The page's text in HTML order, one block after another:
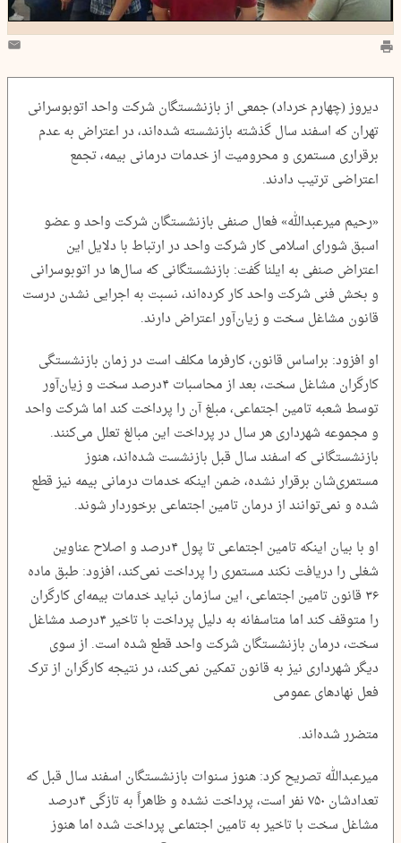
دیروز (چهارم خرداد) جمعی از بازنشستگان شرکت واحد اتوبوسرانی
تهران که اسفند سال گذشته بازنشسته شده‌اند، در اعتراض به عدم
برقراری مستمری و محرومیت از خدمات درمانی بیمه، تجمع
اعتراضی ترتیب دادند.
«رحیم میرعبدالله» فعال صنفی بازنشستگان شرکت واحد و عضو
اسبق شورای اسلامی کار شرکت واحد در ارتباط با دلایل این
اعتراض صنفی به ایلنا گفت: بازنشستگانی که سال‌ها در اتوبوسرانی
و بخش فنی شرکت واحد کار کرده‌اند، نسبت به اجرایی نشدن درست
قانون مشاغل سخت و زیان‌آور اعتراض دارند.
او افزود: براساس قانون، کارفرما مکلف است در زمان بازنشستگی
کارگران مشاغل سخت، بعد از محاسبات ۴درصد سخت و زیان‌آور
توسط شعبه تامین اجتماعی، مبلغ آن را پرداخت کند اما شرکت واحد
و مجموعه شهرداری هر سال در پرداخت این مبالغ تعلل می‌کنند.
بازنشستگانی که اسفند سال قبل بازنشست شده‌اند، هنوز
مستمری‌شان برقرار نشده، ضمن اینکه خدمات درمانی بیمه نیز قطع
شده و نمی‌توانند از درمان تامین اجتماعی برخوردار شوند.
او با بیان اینکه تامین اجتماعی تا پول ۴درصد و اصلاح عناوین
شغلی را دریافت نکند مستمری را پرداخت نمی‌کند، افزود: طبق ماده
۳۶ قانون تامین اجتماعی، این سازمان نباید خدمات بیمه‌ای کارگران
را متوقف کند اما متاسفانه به دلیل پرداخت با تاخیر ۴درصد مشاغل
سخت، درمان بازنشستگان شرکت واحد قطع شده است. از سوی
دیگر شهرداری نیز به قانون تمکین نمی‌کند، در نتیجه کارگران از ترک
فعل نهادهای عمومی
متضرر شده‌اند.
میرعبدالله تصریح کرد: هنوز سنوات بازنشستگان اسفند سال قبل که
تعدادشان ۷۵۰ نفر است، پرداخت نشده و ظاهراً به تازگی ۴درصد
مشاغل سخت با تاخیر به تامین اجتماعی پرداخت شده اما هنوز